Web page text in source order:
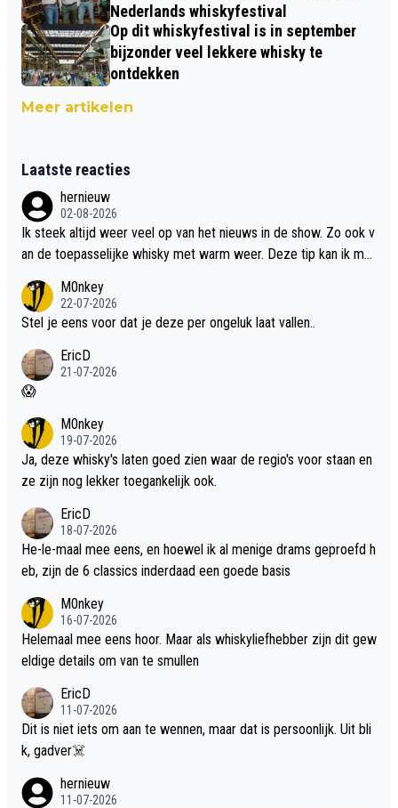
Nederlands whiskyfestival
Op dit whiskyfestival is in september
bijzonder veel lekkere whisky te
ontdekken
Meer artikelen
Laatste reacties
hernieuw
02-08-2026
Ik steek altijd weer veel op van het nieuws in de show. Zo ook v
an de toepasselijke whisky met warm weer. Deze tip kan ik met
M0nkey
22-07-2026
Stel je eens voor dat je deze per ongeluk laat vallen..
EricD
21-07-2026
😱
M0nkey
19-07-2026
Ja, deze whisky's laten goed zien waar de regio's voor staan en
ze zijn nog lekker toegankelijk ook.
EricD
18-07-2026
He-le-maal mee eens, en hoewel ik al menige drams geproefd h
eb, zijn de 6 classics inderdaad een goede basis
M0nkey
16-07-2026
Helemaal mee eens hoor. Maar als whiskyliefhebber zijn dit gew
eldige details om van te smullen
EricD
11-07-2026
Dit is niet iets om aan te wennen, maar dat is persoonlijk. Uit bli
k, gadver☠️
hernieuw
11-07-2026